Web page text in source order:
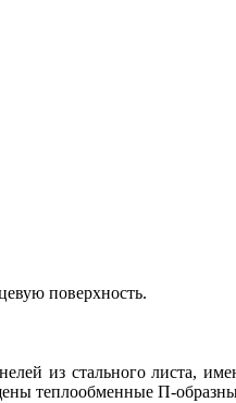
поверхность.
из стального листа,
теплообменные П-